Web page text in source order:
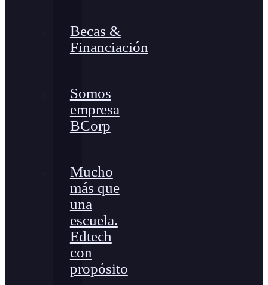
Becas &
Financiación
Somos
empresa
BCorp
Mucho
más que
una
escuela.
Edtech
con
propósito